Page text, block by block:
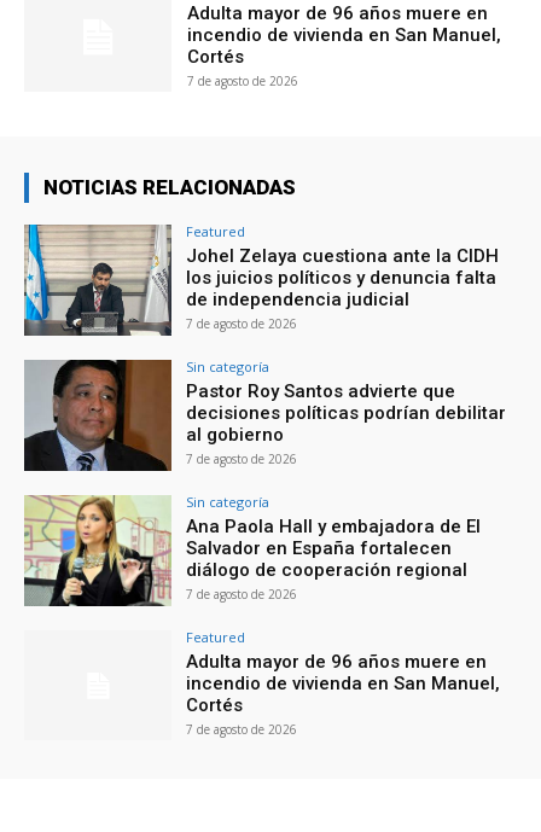
Adulta mayor de 96 años muere en
incendio de vivienda en San Manuel,
Cortés
7 de agosto de 2026
NOTICIAS RELACIONADAS
Featured
Johel Zelaya cuestiona ante la CIDH
los juicios políticos y denuncia falta
de independencia judicial
7 de agosto de 2026
Sin categoría
Pastor Roy Santos advierte que
decisiones políticas podrían debilitar
al gobierno
7 de agosto de 2026
Sin categoría
Ana Paola Hall y embajadora de El
Salvador en España fortalecen
diálogo de cooperación regional
7 de agosto de 2026
Featured
Adulta mayor de 96 años muere en
incendio de vivienda en San Manuel,
Cortés
7 de agosto de 2026